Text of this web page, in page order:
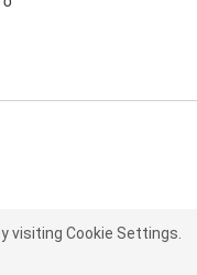
visiting Cookie Settings.
visiting Cookie Settings.